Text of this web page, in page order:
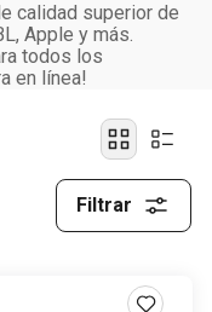
calidad superior de
Apple y más.
todos los
en línea!
Filtrar